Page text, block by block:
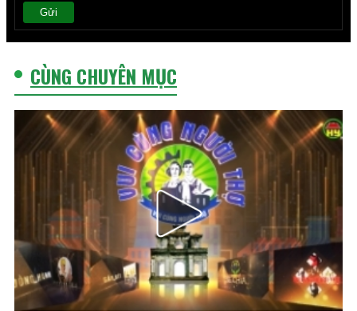
Gửi
CÙNG CHUYÊN MỤC